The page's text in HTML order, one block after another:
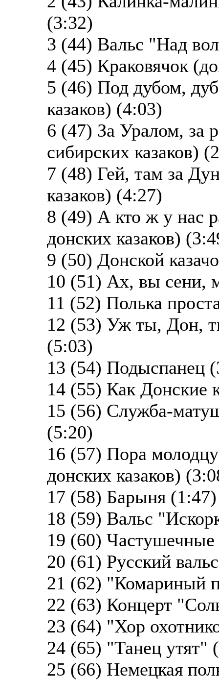
(3:32)
3 (44) Вальс "Над
4 (45) Краковячок
5 (46) Под дубом,
казаков) (4:03)
6 (47) За Уралом, за
сибирских казаков)
7 (48) Гей, там за
казаков) (4:27)
8 (49) А кто ж у нас
донских казаков)
9 (50) Донской
10 (51) Ах, вы сени,
11 (52) Полька
12 (53) Уж ты, Дон,
(5:03)
13 (54) Подыспанец
14 (55) Как Донские
15 (56) Служба-
(5:20)
16 (57) Пора молодцу
донских казаков)
17 (58) Барыня (1:47)
18 (59) Вальс
19 (60)
20 (61) Русский
21 (62) "Комариный
22 (63) Концерт
23 (64) "Хор
24 (65) "Танец утят"
25 (66) Немецкая